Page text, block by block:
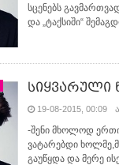
სცენებს
და „ტაქსიში“
სიყვარული
19-08-2015, 00:09
-შენი მხოლოდ ერთი
ვატარებდი
გაუწყდა და მერე